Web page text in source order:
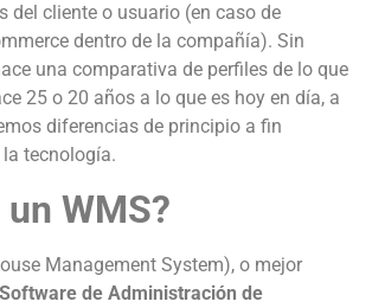
del cliente o usuario (en caso de
dentro de la compañía). Sin
una comparativa de perfiles de lo que
25 o 20 años a lo que es hoy en día, a
diferencias de principio a fin
tecnología.
un WMS?
Management System), o mejor
Software de Administración de